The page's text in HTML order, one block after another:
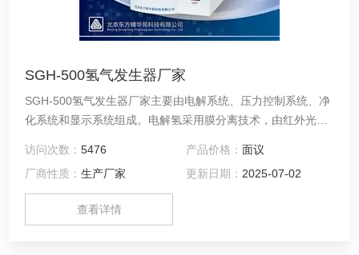
SGH-500氢气发生器厂家
SGH-500氢气发生器厂家主要由电解系统、压力控制系统、净
化系统和显示系统组成。电解氢采用膜分离技术，由红外光电
输出的需要自动调整，维持输出压力的稳定。
访问次数：5476 产品价格： 面议
厂商性质：生产厂家 更新日期： 2025-07-02
查看详情